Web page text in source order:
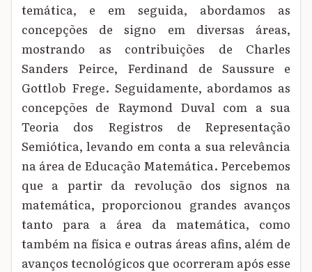
temática, e em seguida, abordamos as
concepções de signo em diversas áreas,
mostrando as contribuições de Charles
Sanders Peirce, Ferdinand de Saussure e
Gottlob Frege. Seguidamente, abordamos as
concepções de Raymond Duval com a sua
Teoria dos Registros de Representação
Semiótica, levando em conta a sua relevância
na área de Educação Matemática. Percebemos
que a partir da revolução dos signos na
matemática, proporcionou grandes avanços
tanto para a área da matemática, como
também na física e outras áreas afins, além de
avanços tecnológicos que ocorreram após esse